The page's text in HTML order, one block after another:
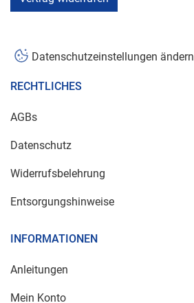
Datenschutzeinstellungen ändern
RECHTLICHES
AGBs
Datenschutz
Widerrufsbelehrung
Entsorgungshinweise
INFORMATIONEN
Anleitungen
Mein Konto